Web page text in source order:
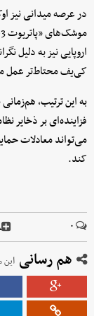
در عرصه میدانی نیز
اروپایی نیز به دلیل
کی‌یف محتاط‌تر عمل
به این ترتیب،
فزاینده‌ای بر ذخایر
می‌تواند معادلات
کند.
۰
هم رسانی